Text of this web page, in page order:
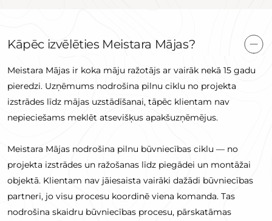
Kāpēc izvēlēties Meistara Mājas?
Meistara Mājas ir koka māju ražotājs ar vairāk nekā 15 gadu
pieredzi. Uzņēmums nodrošina pilnu ciklu no projekta
izstrādes līdz mājas uzstādīšanai, tāpēc klientam nav
nepieciešams meklēt atsevišķus apakšuzņēmējus.
Meistara Mājas nodrošina pilnu būvniecības ciklu — no
projekta izstrādes un ražošanas līdz piegādei un montāžai
objektā. Klientam nav jāiesaista vairāki dažādi būvniecības
partneri, jo visu procesu koordinē viena komanda. Tas
nodrošina skaidru būvniecības procesu, pārskatāmas